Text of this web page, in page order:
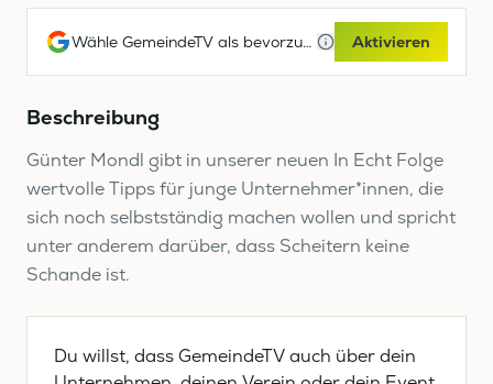
Wähle GemeindeTV als bevorzugte Google-Quelle Aktivieren
Beschreibung
Günter Mondl gibt in unserer neuen In Echt Folge
wertvolle Tipps für junge Unternehmer*innen, die
sich noch selbstständig machen wollen und spricht
unter anderem darüber, dass Scheitern keine
Schande ist.
Du willst, dass GemeindeTV auch über dein